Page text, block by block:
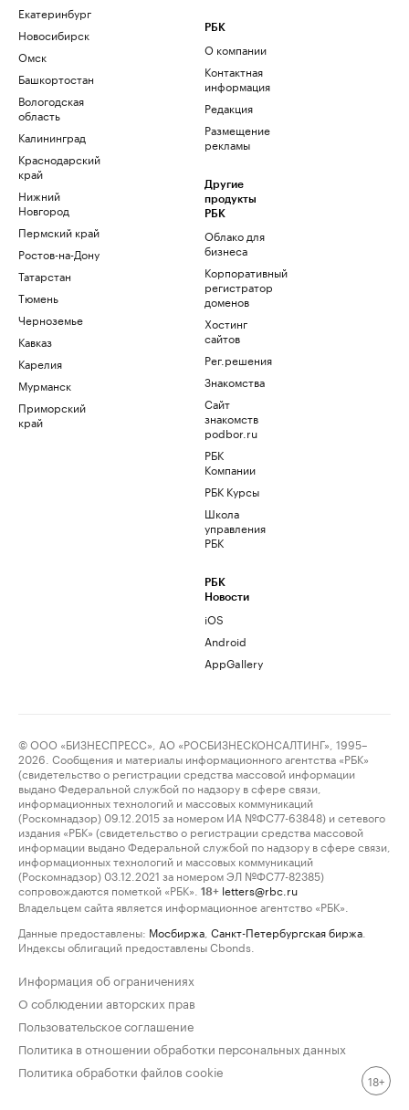
Екатеринбург
Новосибирск
Омск
Башкортостан
Вологодская
область
Калининград
Краснодарский
край
Нижний
Новгород
Пермский край
Ростов-на-Дону
Татарстан
Тюмень
Черноземье
Кавказ
Карелия
Мурманск
Приморский
край
РБК
О компании
Контактная
информация
Редакция
Размещение
рекламы
Другие
продукты
РБК
Облако для
бизнеса
Корпоративный
регистратор
доменов
Хостинг
сайтов
Рег.решения
Знакомства
Сайт
знакомств
podbor.ru
РБК
Компании
РБК Курсы
Школа
управления
РБК
РБК
Новости
iOS
Android
AppGallery
© ООО «БИЗНЕСПРЕСС», АО «РОСБИЗНЕСКОНСАЛТИНГ», 1995–
2026. Сообщения и материалы информационного агентства «РБК»
(свидетельство о регистрации средства массовой информации
выдано Федеральной службой по надзору в сфере связи,
информационных технологий и массовых коммуникаций
(Роскомнадзор) 09.12.2015 за номером ИА №ФС77-63848) и сетевого
издания «РБК» (свидетельство о регистрации средства массовой
информации выдано Федеральной службой по надзору в сфере связи,
информационных технологий и массовых коммуникаций
(Роскомнадзор) 03.12.2021 за номером ЭЛ №ФС77-82385)
сопровождаются пометкой «РБК».
18+ letters@rbc.ru
Владельцем сайта является информационное агентство «РБК».
Данные предоставлены: Мосбиржа Санкт-Петербургская биржа
Индексы облигаций предоставлены Cbonds.
Информация об ограничениях
О соблюдении авторских прав
Пользовательское соглашение
Политика в отношении обработки персональных данных
Политика обработки файлов cookie
18+